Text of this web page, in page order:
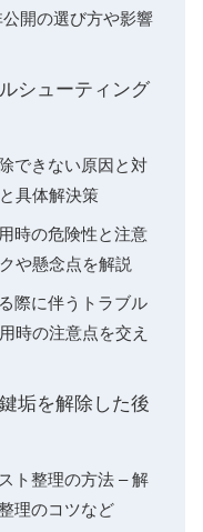
開の選び方や影響
シューティング
できない原因と対
具体解決策
時の危険性と注意
や懸念点を解説
際に伴うトラブル
時の注意点を交え
垢を解除した後
ト整理の方法 – 解
理のコツなど